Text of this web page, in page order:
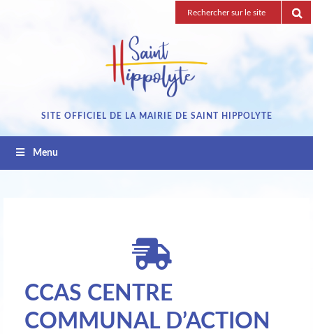
Recherche
pour
SITE OFFICIEL DE LA MAIRIE DE SAINT HIPPOLYTE
Menu
CCAS CENTRE
COMMUNAL D’ACTION